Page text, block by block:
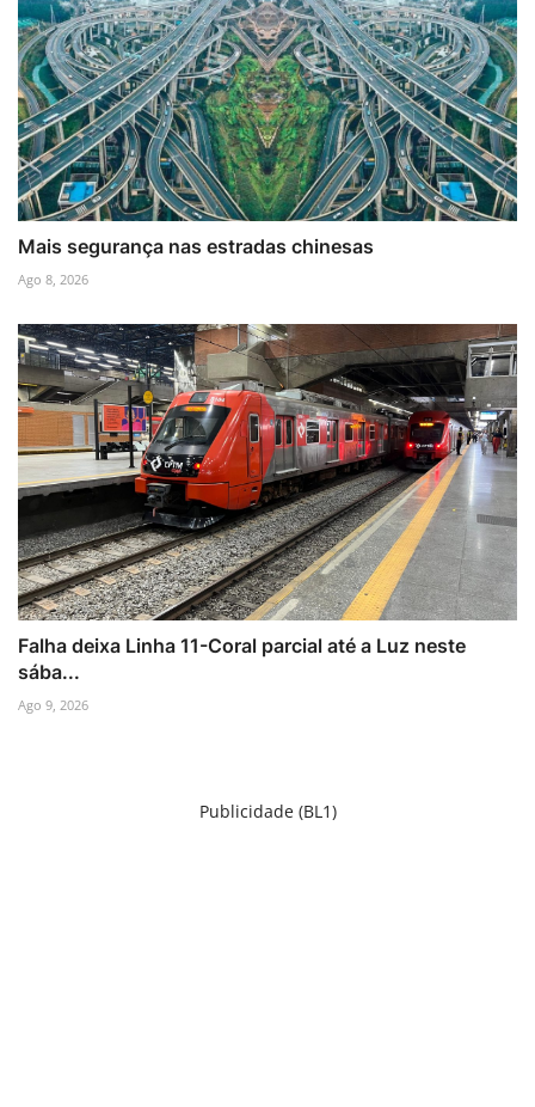
Mais segurança nas estradas chinesas
Ago 8, 2026
Falha deixa Linha 11-Coral parcial até a Luz neste
sába...
Ago 9, 2026
Publicidade (BL1)